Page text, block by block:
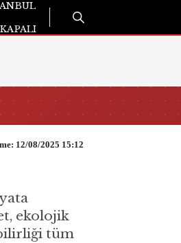
KAPALI
12/08/2025 15:12
ekolojik
tüm